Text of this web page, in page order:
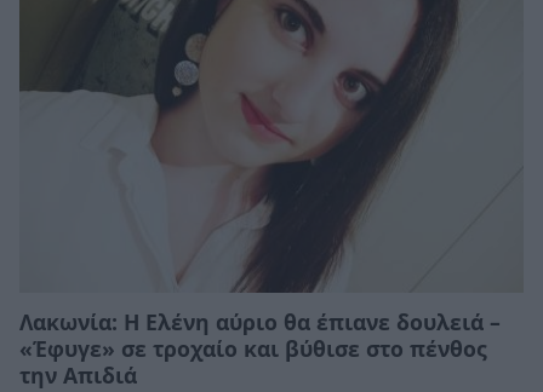
Λακωνία: Η Ελένη αύριο θα έπιανε δουλειά –
«Έφυγε» σε τροχαίο και βύθισε στο πένθος
την Απιδιά